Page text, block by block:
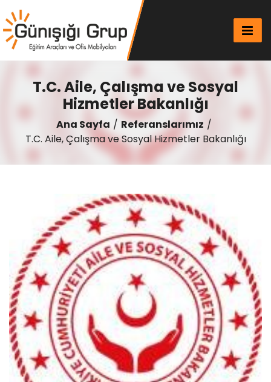
T.C. Aile, Çalışma ve Sosyal
Hizmetler Bakanlığı
Ana Sayfa
Referanslarımız
T.C. Aile, Çalışma ve Sosyal Hizmetler Bakanlığı